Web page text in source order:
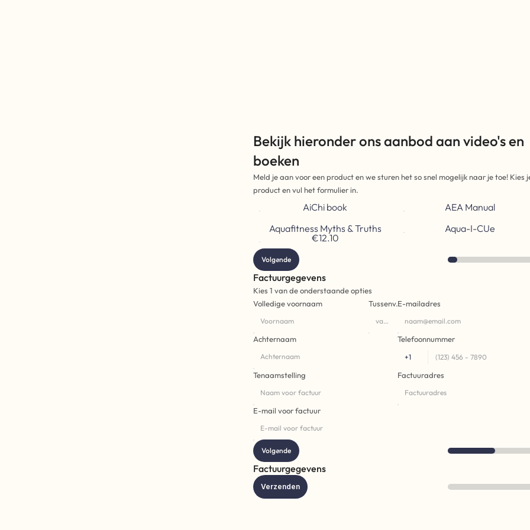
Bekijk hieronder ons aanbod aan video's en
boeken
Meld je aan voor een product en we sturen het so snel mogelijk naar je toe! Kies
product en vul het formulier in.
AiChi book
AEA Manual
Aquafitness Myths & Truths
€12.10
Aqua-I-CUe
Volgende
Factuurgegevens
Kies 1 van de onderstaande opties
Volledige voornaam
Tussenv.
Achternaam
E-mailadres
Telefoonnummer
Tenaamstelling
E-mail voor factuur
Factuuradres
Volgende
Factuurgegevens
Verzenden